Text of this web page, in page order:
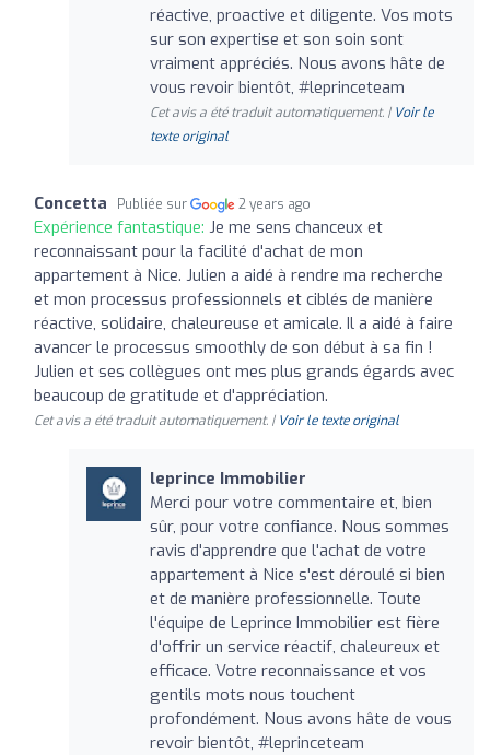
réactive, proactive et diligente. Vos mots
sur son expertise et son soin sont
vraiment appréciés. Nous avons hâte de
vous revoir bientôt, #leprinceteam
Cet avis a été traduit automatiquement. | Voir le
texte original
Concetta Publiée sur 2 years ago
Expérience fantastique: Je me sens chanceux et
reconnaissant pour la facilité d'achat de mon
appartement à Nice. Julien a aidé à rendre ma recherche
et mon processus professionnels et ciblés de manière
réactive, solidaire, chaleureuse et amicale. Il a aidé à faire
avancer le processus smoothly de son début à sa fin !
Julien et ses collègues ont mes plus grands égards avec
beaucoup de gratitude et d'appréciation.
Cet avis a été traduit automatiquement. | Voir le texte original
leprince Immobilier
Merci pour votre commentaire et, bien
sûr, pour votre confiance. Nous sommes
ravis d'apprendre que l'achat de votre
appartement à Nice s'est déroulé si bien
et de manière professionnelle. Toute
l'équipe de Leprince Immobilier est fière
d'offrir un service réactif, chaleureux et
efficace. Votre reconnaissance et vos
gentils mots nous touchent
profondément. Nous avons hâte de vous
revoir bientôt, #leprinceteam